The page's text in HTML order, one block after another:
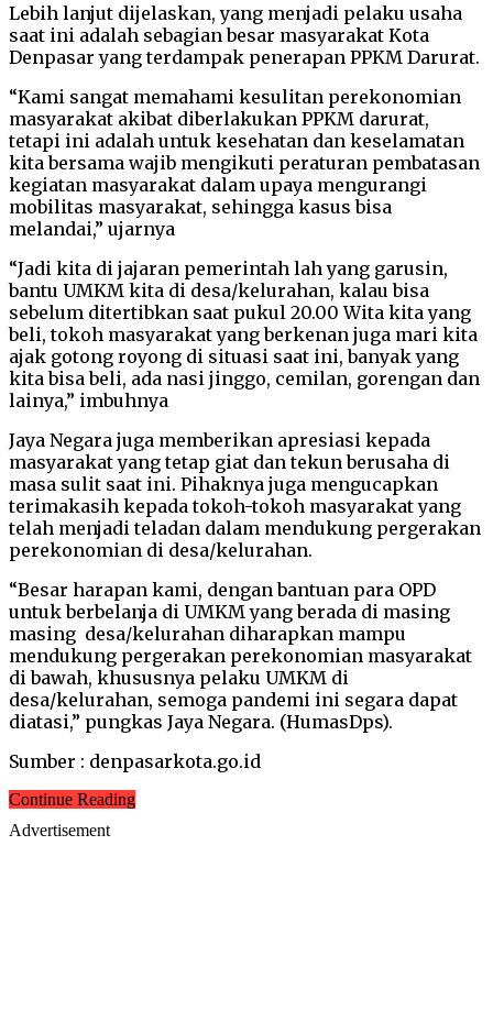
Lebih lanjut dijelaskan, yang menjadi pelaku usaha
saat ini adalah sebagian besar masyarakat Kota
Denpasar yang terdampak penerapan PPKM Darurat.
“Kami sangat memahami kesulitan perekonomian
masyarakat akibat diberlakukan PPKM darurat,
tetapi ini adalah untuk kesehatan dan keselamatan
kita bersama wajib mengikuti peraturan pembatasan
kegiatan masyarakat dalam upaya mengurangi
mobilitas masyarakat, sehingga kasus bisa
melandai,” ujarnya
“Jadi kita di jajaran pemerintah lah yang garusin,
bantu UMKM kita di desa/kelurahan, kalau bisa
sebelum ditertibkan saat pukul 20.00 Wita kita yang
beli, tokoh masyarakat yang berkenan juga mari kita
ajak gotong royong di situasi saat ini, banyak yang
kita bisa beli, ada nasi jinggo, cemilan, gorengan dan
lainya,” imbuhnya
Jaya Negara juga memberikan apresiasi kepada
masyarakat yang tetap giat dan tekun berusaha di
masa sulit saat ini. Pihaknya juga mengucapkan
terimakasih kepada tokoh-tokoh masyarakat yang
telah menjadi teladan dalam mendukung pergerakan
perekonomian di desa/kelurahan.
“Besar harapan kami, dengan bantuan para OPD
untuk berbelanja di UMKM yang berada di masing
masing desa/kelurahan diharapkan mampu
mendukung pergerakan perekonomian masyarakat
di bawah, khususnya pelaku UMKM di
desa/kelurahan, semoga pandemi ini segara dapat
diatasi,” pungkas Jaya Negara. (HumasDps).
Sumber : denpasarkota.go.id
Continue Reading
Advertisement